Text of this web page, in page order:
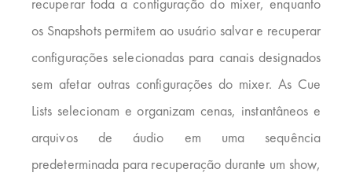
os Snapshots permitem ao usuário salvar e recuperar
configurações selecionadas para canais designados
sem afetar outras configurações do mixer. As Cue
Lists selecionam e organizam cenas, instantâneos e
arquivos de áudio em uma sequência
predeterminada para recuperação durante um show,